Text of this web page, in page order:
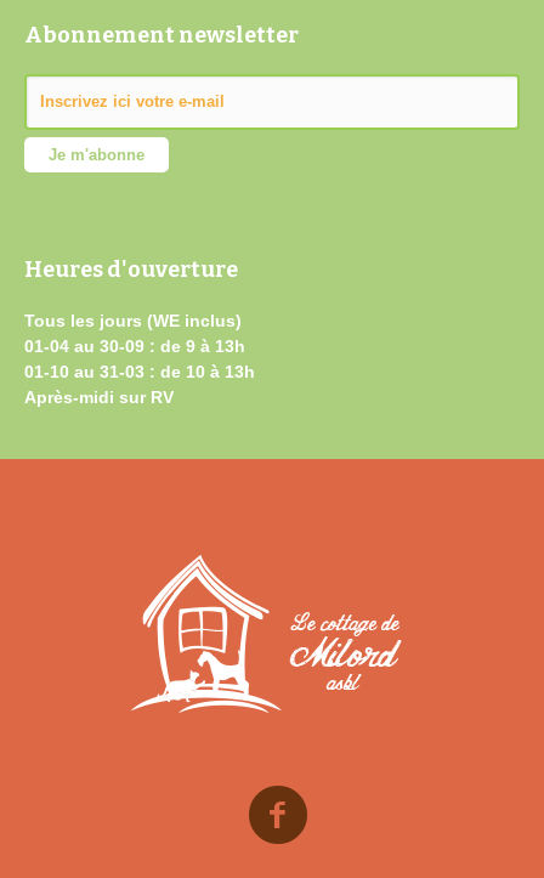
Abonnement newsletter
Heures d'ouverture
Tous les jours (WE inclus)
01-04 au 30-09 : de 9 à 13h
01-10 au 31-03 : de 10 à 13h
Après-midi sur RV